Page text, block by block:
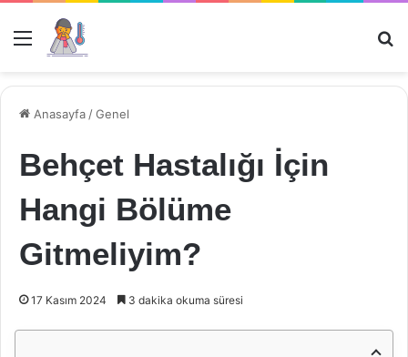
Menü
Anasayfa /Genel
Behçet Hastalığı İçin
Hangi Bölüme
Gitmeliyim?
17 Kasım 2024 3 dakika okuma süresi